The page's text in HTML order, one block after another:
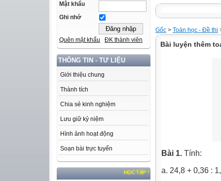
Mật khẩu
Ghi nhớ
Quên mật khẩu ĐK thành viên
THÔNG TIN - TƯ LIỆU
Giới thiệu chung
Thành tích
Chia sẻ kinh nghiệm
Lưu giữ kỷ niệm
Hình ảnh hoạt động
Soạn bài trực tuyến
HỌC TẬP VÀ LÀM THEO TƯ TƯỞNG, ĐẠO ĐỨC,
Gốc > Toán học - Đề thi
Bài luyện thêm
Bài 1. Tính:
a. 24,8 + 0,36 :